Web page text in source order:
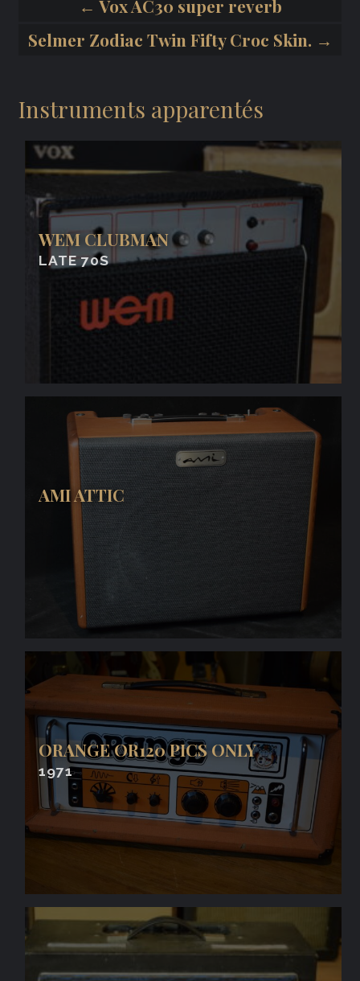
← Vox AC30 super reverb
Selmer Zodiac Twin Fifty Croc Skin. →
Instruments apparentés
WEM CLUBMAN
LATE 70S
AMI ATTIC
ORANGE OR120 PICS ONLY
1971